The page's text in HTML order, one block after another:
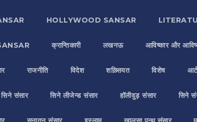
HOLLYWOOD SANSAR
क्रान्तिकारी लखनऊ आविष्कार और
राजनीति विदेश शख़्सियत विशेष
सिने संसार सिने लीजेन्ड संसार हॉलीवुड़ संसार सिने